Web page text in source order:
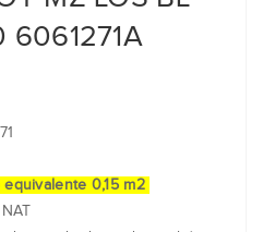
6061271A
0,15 m2